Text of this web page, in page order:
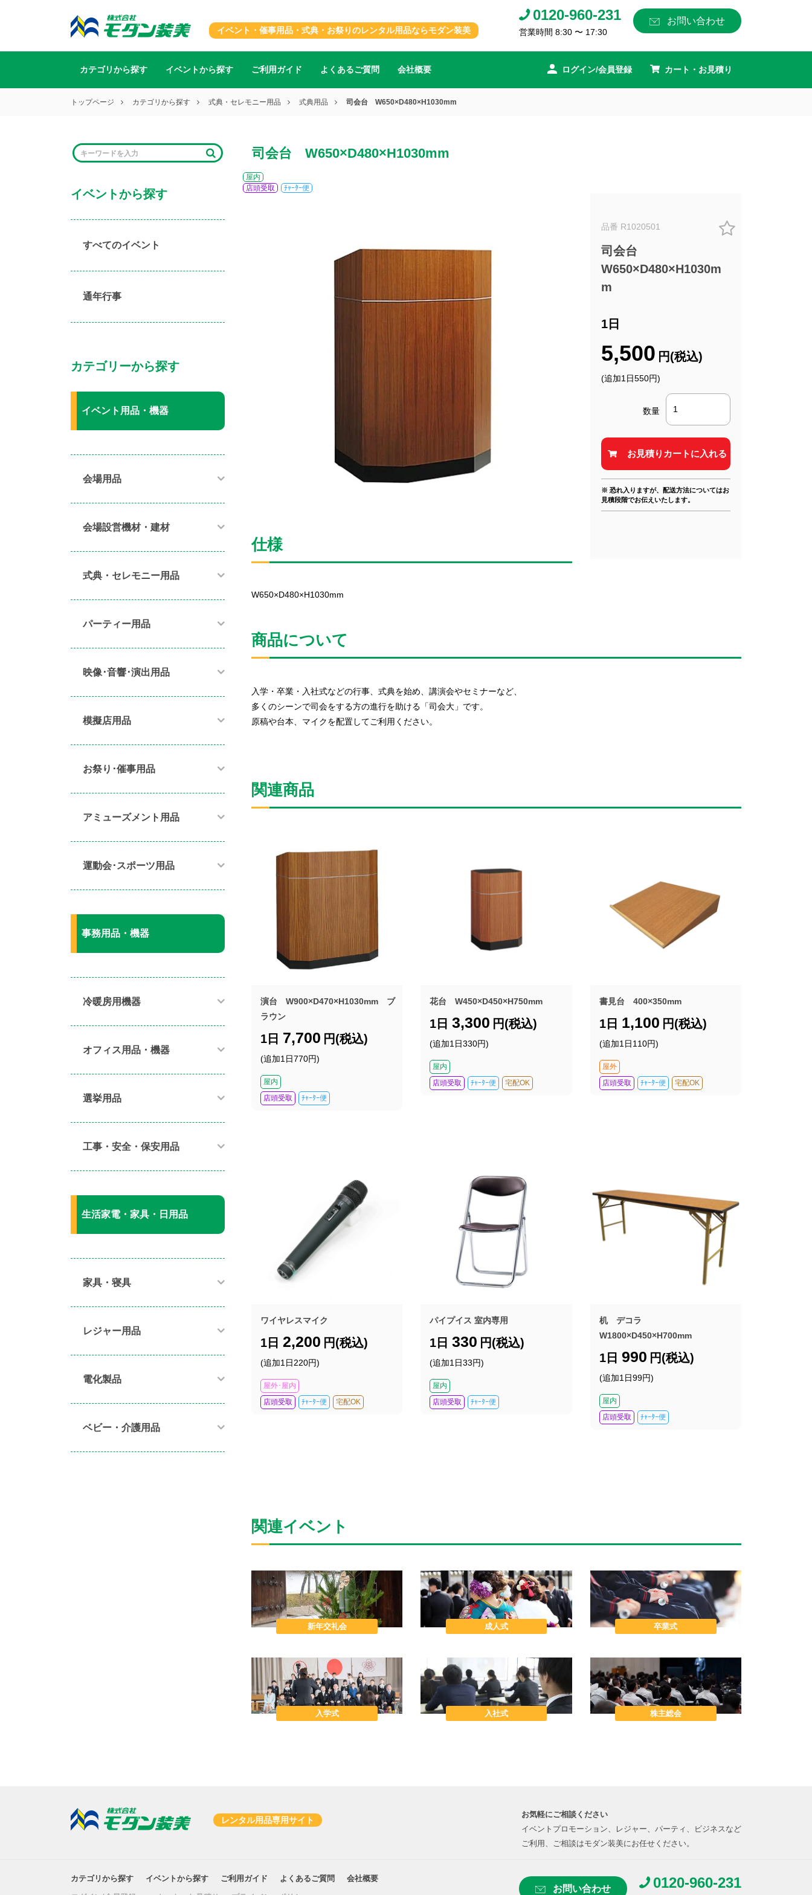
イベント・催事用品・式典・お祭りのレンタル用品ならモダン装美
0120-960-231
営業時間 8:30 〜 17:30
お問い合わせ
カテゴリから探す イベントから探す ご利用ガイド よくあるご質問 会社概要 ログイン/会員登録 カート・お見積り
トップページ カテゴリから探す 式典・セレモニー用品 式典用品 司会台 W650×D480×H1030mm
イベントから探す
すべてのイベント
通年行事
カテゴリーから探す
イベント用品・機器
会場用品
会場設営機材・建材
式典・セレモニー用品
パーティー用品​
映像･音響･演出用品​
模擬店用品​
お祭り･催事用品​
アミューズメント用品​
運動会･スポーツ用品​
事務用品・機器
冷暖房用機器​
オフィス用品・機器​
選挙用品
工事・安全・保安用品
生活家電・家具・日用品
家具・寝具​
レジャー用品
電化製品​
ベビー・介護用品​
司会台 W650×D480×H1030mm
屋内
店頭受取
ﾁｬｰﾀｰ便
仕様
W650×D480×H1030mm
品番 R1020501
司会台
W650×D480×H1030m
m
1日
5,500 円(税込)
(追加1日550円)
数量
※ 恐れ入りますが、配送方法についてはお
見積段階でお伝えいたします。
商品について
入学・卒業・入社式などの行事、式典を始め、講演会やセミナーなど、
多くのシーンで司会をする方の進行を助ける「司会大」です。
原稿や台本、マイクを配置してご利用ください。
関連商品
演台 W900×D470×H1030mm ブ
ラウン
1日 7,700 円(税込)
(追加1日770円)
屋内
店頭受取
ﾁｬｰﾀｰ便
花台 W450×D450×H750mm
1日3,300 円(税込)
(追加1日330円)
屋内
店頭受取
ﾁｬｰﾀｰ便 宅配OK
書見台 400×350mm
1日 1,100 円(税込)
(追加1日110円)
屋外
店頭受取
ﾁｬｰﾀｰ便 宅配OK
ワイヤレスマイク
1日 2,200 円(税込)
(追加1日220円)
屋外･屋内
店頭受取
ﾁｬｰﾀｰ便 宅配OK
パイプイス 室内専用
1日330 円(税込)
(追加1日33円)
屋内
店頭受取
ﾁｬｰﾀｰ便
机 デコラ
W1800×D450×H700mm
1日 990 円(税込)
(追加1日99円)
屋内
店頭受取
ﾁｬｰﾀｰ便
関連イベント
新年交礼会 成人式 卒業式
入学式 入社式 株主総会
レンタル用品専用サイト
お気軽にご相談ください
イベントプロモーション、レジャー、パーティ、ビジネスなど
ご利用、ご相談はモダン装美にお任せください。
カテゴリから探す イベントから探す ご利用ガイド よくあるご質問 会社概要
お問い合わせ 0120-960-231